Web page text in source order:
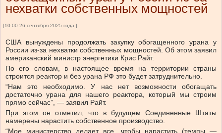
нехватки собственных мощностей
[10:00 26 сентября 2025 года ]
США вынуждены продолжать закупку обогащенного урана у
России из-за нехватки собственных мощностей. Об этом заявил
американский министр энергетики Крис Райт.
По его словам, в настоящее время на территории страны
строится реактор и без урана РФ это будет затруднительно.
“Нам это необходимо. У нас нет возможности обогащать
достаточно урана для нашего реактора, который мы строим
прямо сейчас”, — заявил Райт.
При этом он отметил, что в будущем Соединенные Штаты
намерены нарастить собственное производство.
“Мое министерство делает все, чтобы нарастить (темпы —